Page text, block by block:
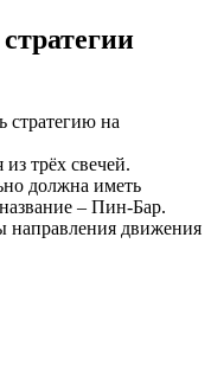
стратегию на
трёх свечей.
должна иметь
– Пин-Бар.
направления движения